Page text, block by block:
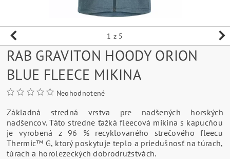
1 z 5
RAB GRAVITON HOODY ORION
BLUE FLEECE MIKINA
Neohodnotené
Základná stredná vrstva pre nadšených horských
nadšencov. Táto stredne ťažká fleecová mikina s kapucňou
je vyrobená z 96 % recyklovaného strečového fleecu
Thermic™ G, ktorý poskytuje teplo a priedušnosť na túrach,
túrach a horolezeckých dobrodružstvách.